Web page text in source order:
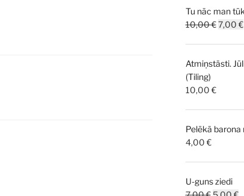
Tu nāc man
10,00€ Original
10,00
7,00 €
Atmiņstāsti.
(Tiling)
10,00€
Pelēkā barona
4,00€
U-guns ziedi
Original